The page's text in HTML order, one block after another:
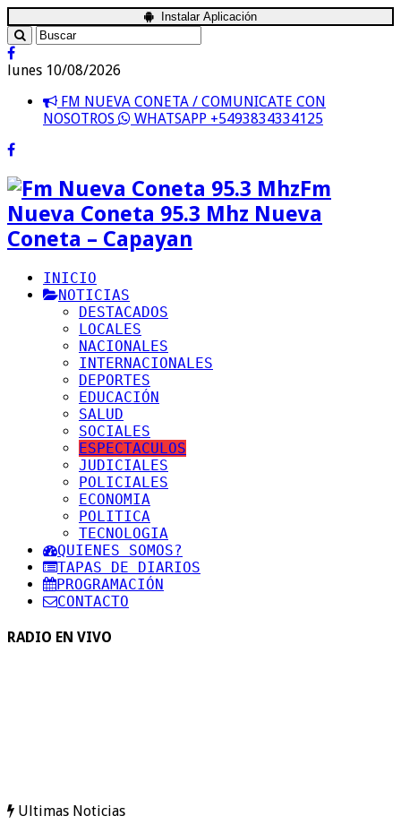
Instalar Aplicación
lunes 10/08/2026
FM NUEVA CONETA / COMUNICATE CON
NOSOTROS
WHATSAPP +5493834334125
Fm
Nueva Coneta 95.3 Mhz Nueva
Coneta – Capayan
INICIO
NOTICIAS
DESTACADOS
LOCALES
NACIONALES
INTERNACIONALES
DEPORTES
EDUCACIÓN
SALUD
SOCIALES
ESPECTACULOS
JUDICIALES
POLICIALES
ECONOMIA
POLITICA
TECNOLOGIA
QUIENES SOMOS?
TAPAS DE DIARIOS
PROGRAMACIÓN
CONTACTO
RADIO EN VIVO
Ultimas Noticias